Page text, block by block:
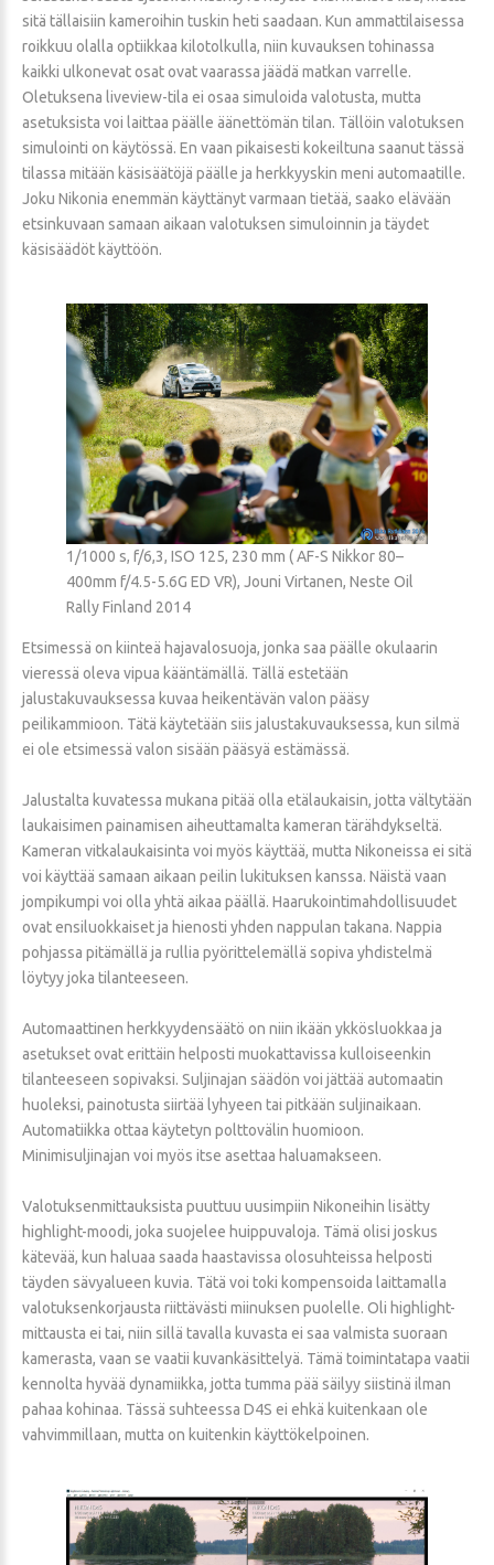
sitä tällaisiin kameroihin tuskin heti saadaan. Kun ammattilaisessa
roikkuu olalla optiikkaa kilotolkulla, niin kuvauksen tohinassa
kaikki ulkonevat osat ovat vaarassa jäädä matkan varrelle.
Oletuksena liveview-tila ei osaa simuloida valotusta, mutta
asetuksista voi laittaa päälle äänettömän tilan. Tällöin valotuksen
simulointi on käytössä. En vaan pikaisesti kokeiltuna saanut tässä
tilassa mitään käsisäätöjä päälle ja herkkyyskin meni automaatille.
Joku Nikonia enemmän käyttänyt varmaan tietää, saako elävään
etsinkuvaan samaan aikaan valotuksen simuloinnin ja täydet
käsisäädöt käyttöön.
1/1000 s, f/6,3, ISO 125, 230 mm ( AF-S Nikkor 80–
400mm f/4.5-5.6G ED VR), Jouni Virtanen, Neste Oil
Rally Finland 2014
Etsimessä on kiinteä hajavalosuoja, jonka saa päälle okulaarin
vieressä oleva vipua kääntämällä. Tällä estetään
jalustakuvauksessa kuvaa heikentävän valon pääsy
peilikammioon. Tätä käytetään siis jalustakuvauksessa, kun silmä
ei ole etsimessä valon sisään pääsyä estämässä.
Jalustalta kuvatessa mukana pitää olla etälaukaisin, jotta vältytään
laukaisimen painamisen aiheuttamalta kameran tärähdykseltä.
Kameran vitkalaukaisinta voi myös käyttää, mutta Nikoneissa ei sitä
voi käyttää samaan aikaan peilin lukituksen kanssa. Näistä vaan
jompikumpi voi olla yhtä aikaa päällä. Haarukointimahdollisuudet
ovat ensiluokkaiset ja hienosti yhden nappulan takana. Nappia
pohjassa pitämällä ja rullia pyörittelemällä sopiva yhdistelmä
löytyy joka tilanteeseen.
Automaattinen herkkyydensäätö on niin ikään ykkösluokkaa ja
asetukset ovat erittäin helposti muokattavissa kulloiseenkin
tilanteeseen sopivaksi. Suljinajan säädön voi jättää automaatin
huoleksi, painotusta siirtää lyhyeen tai pitkään suljinaikaan.
Automatiikka ottaa käytetyn polttovälin huomioon.
Minimisuljinajan voi myös itse asettaa haluamakseen.
Valotuksenmittauksista puuttuu uusimpiin Nikoneihin lisätty
highlight-moodi, joka suojelee huippuvaloja. Tämä olisi joskus
kätevää, kun haluaa saada haastavissa olosuhteissa helposti
täyden sävyalueen kuvia. Tätä voi toki kompensoida laittamalla
valotuksenkorjausta riittävästi miinuksen puolelle. Oli highlight-
mittausta ei tai, niin sillä tavalla kuvasta ei saa valmista suoraan
kamerasta, vaan se vaatii kuvankäsittelyä. Tämä toimintatapa vaatii
kennolta hyvää dynamiikka, jotta tumma pää säilyy siistinä ilman
pahaa kohinaa. Tässä suhteessa D4S ei ehkä kuitenkaan ole
vahvimmillaan, mutta on kuitenkin käyttökelpoinen.